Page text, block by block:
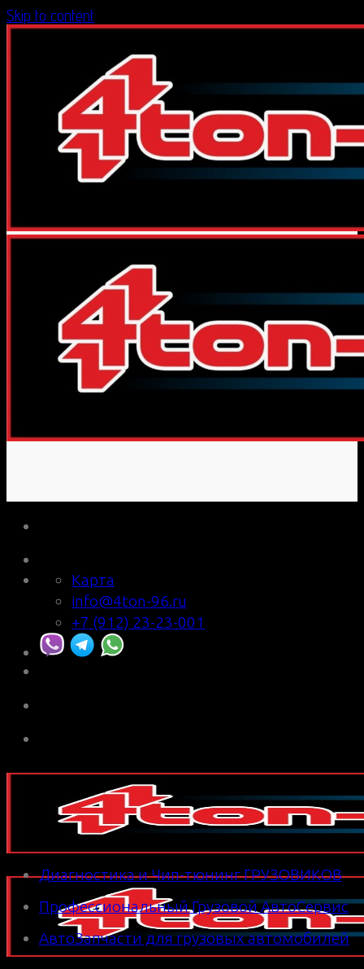
Skip to content
Карта
info@4ton-96.ru
+7 (912) 23-23-001
Диагностика и Чип-тюнинг ГРУЗОВИКОВ
Профессиональный Грузовой АвтоСервис
АвтоЗапчасти для грузовых автомобилей